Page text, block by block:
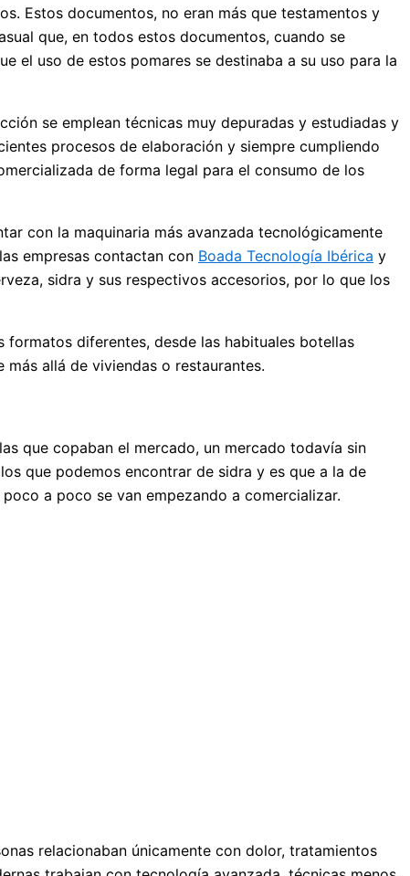
Estos documentos, no eran más que testamentos y
que, en todos estos documentos, cuando se
el uso de estos pomares se destinaba a su uso para la
se emplean técnicas muy depuradas y estudiadas y
procesos de elaboración y siempre cumpliendo
de forma legal para el consumo de los
con la maquinaria más avanzada tecnológicamente
empresas contactan con Boada Tecnología Ibérica y
sidra y sus respectivos accesorios, por lo que los
diferentes, desde las habituales botellas
allá de viviendas o restaurantes.
que copaban el mercado, un mercado todavía sin
que podemos encontrar de sidra y es que a la de
a poco se van empezando a comercializar.
relacionaban únicamente con dolor, tratamientos